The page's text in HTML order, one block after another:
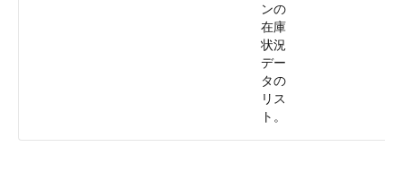
ンの
在庫
状況
デー
タの
リス
ト。